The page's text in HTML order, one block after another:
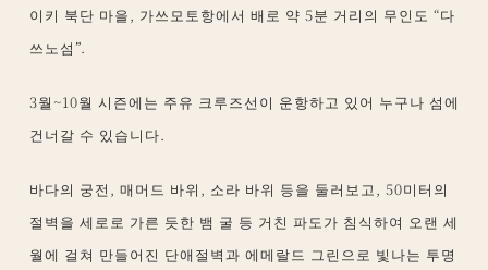
이키 북단 마을, 가쓰모토항에서 배로 약 5분 거리의 무인도 “다
쓰노섬”.
3월~10월 시즌에는 주유 크루즈선이 운항하고 있어 누구나 섬에
건너갈 수 있습니다.
바다의 궁전, 매머드 바위, 소라 바위 등을 둘러보고, 50미터의
절벽을 세로로 가른 듯한 뱀 굴 등 거친 파도가 침식하여 오랜 세
월에 걸쳐 만들어진 단애절벽과 에메랄드 그린으로 빛나는 투명